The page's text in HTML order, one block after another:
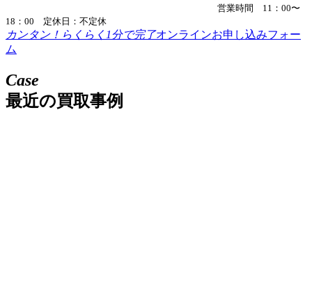
営業時間 11：00〜
18：00 定休日：不定休
カンタン！らくらく1分で完了オンラインお申し込みフォー
ム
Case
最近の買取事例